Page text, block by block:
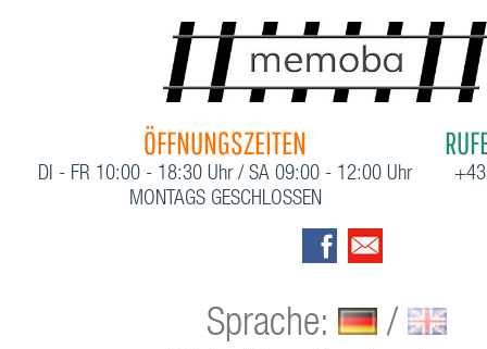
ÖFFNUNGSZEITEN
DI - FR 10:00 - 18:30 Uhr / SA 09:00 - 12:00 Uhr
MONTAGS GESCHLOSSEN
Sprache:
/